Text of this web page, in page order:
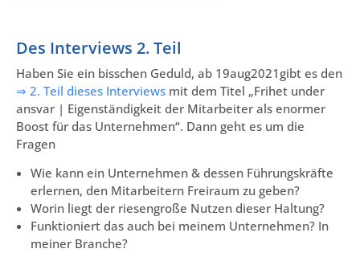
Des Interviews 2. Teil
Haben Sie ein bisschen Geduld, ab 19aug2021gibt es den
⇒ 2. Teil dieses Interviews mit dem Titel „Frihet under
ansvar | Eigenständigkeit der Mitarbeiter als enormer
Boost für das Unternehmen“. Dann geht es um die
Fragen
Wie kann ein Unternehmen & dessen Führungskräfte
erlernen, den Mitarbeitern Freiraum zu geben?
Worin liegt der riesengroße Nutzen dieser Haltung?
Funktioniert das auch bei meinem Unternehmen? In
meiner Branche?